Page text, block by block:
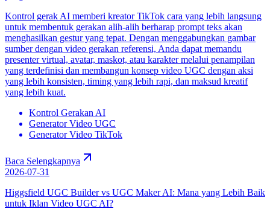
Kontrol gerak AI memberi kreator TikTok cara yang lebih langsung
untuk membentuk gerakan alih-alih berharap prompt teks akan
menghasilkan gestur yang tepat. Dengan menggabungkan gambar
sumber dengan video gerakan referensi, Anda dapat memandu
presenter virtual, avatar, maskot, atau karakter melalui penampilan
yang terdefinisi dan membangun konsep video UGC dengan aksi
yang lebih konsisten, timing yang lebih rapi, dan maksud kreatif
yang lebih kuat.
Kontrol Gerakan AI
Generator Video UGC
Generator Video TikTok
Baca Selengkapnya
2026-07-31
Higgsfield UGC Builder vs UGC Maker AI: Mana yang Lebih Baik
untuk Iklan Video UGC AI?